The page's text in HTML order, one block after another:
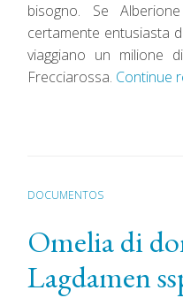
bisogno. Se
certamente entusiasta
viaggiano un milione
Frecciarossa. Continue
DOCUMENTOS
Omelia di
Lagdamen